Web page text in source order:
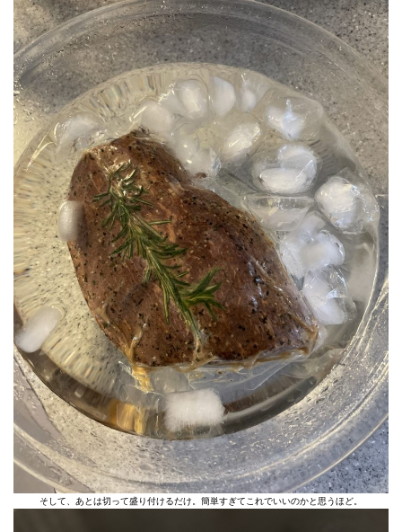
そして、あとは切って盛り付けるだけ。簡単すぎてこれでいいのかと思うほど。